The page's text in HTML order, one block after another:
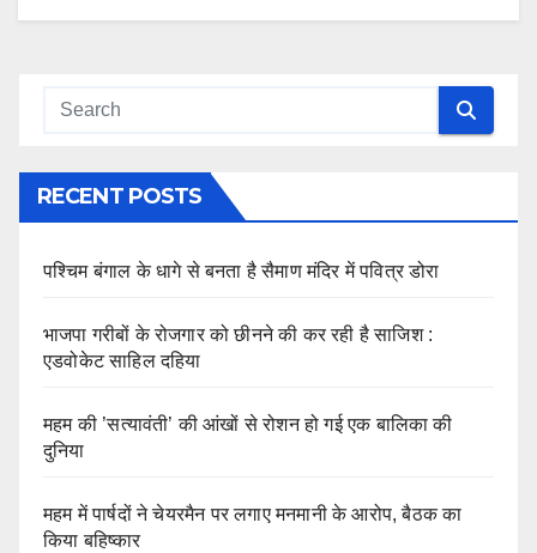
RECENT POSTS
पश्चिम बंगाल के धागे से बनता है सैमाण मंदिर में पवित्र डोरा
भाजपा गरीबों के रोजगार को छीनने की कर रही है साजिश :
एडवोकेट साहिल दहिया
महम की ’सत्यावंती’ की आंखों से रोशन हो गई एक बालिका की
दुनिया
महम में पार्षदों ने चेयरमैन पर लगाए मनमानी के आरोप, बैठक का
किया बहिष्कार